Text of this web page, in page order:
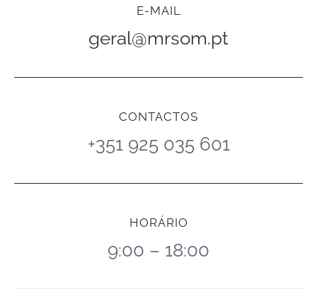
E-MAIL
geral@mrsom.pt
CONTACTOS
+351 925 035 601
HORÁRIO
9:00 – 18:00